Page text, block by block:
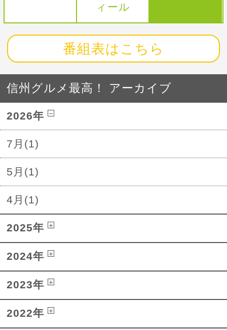
ィール
番組表はこちら
信州グルメ最高！ アーカイブ
2026年
7月(1)
5月(1)
4月(1)
2025年
2024年
2023年
2022年